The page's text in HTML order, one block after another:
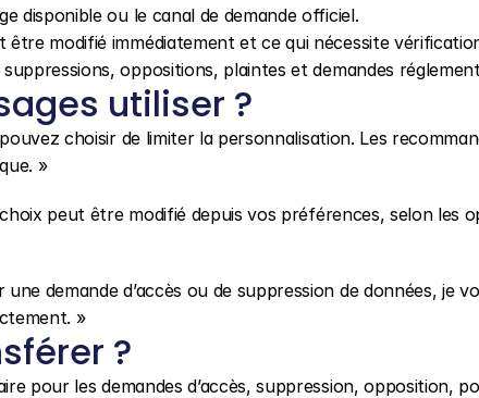
disponible ou le canal de demande officiel.
être modifié immédiatement et ce qui nécessite
oppositions, plaintes et demandes
utiliser ?
choisir de limiter la personnalisation. Les
»
peut être modifié depuis vos préférences, selon les
demande d’accès ou de suppression de données, je
»
?
pour les demandes d’accès, suppression, opposition,